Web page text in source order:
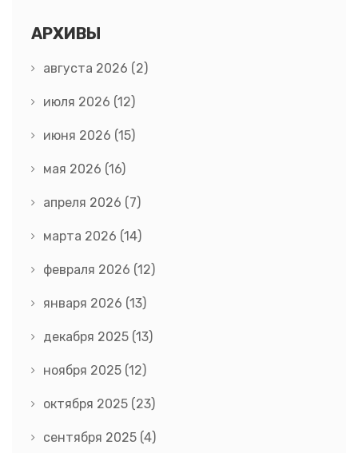
АРХИВЫ
августа 2026 (2)
июля 2026 (12)
июня 2026 (15)
мая 2026 (16)
апреля 2026 (7)
марта 2026 (14)
февраля 2026 (12)
января 2026 (13)
декабря 2025 (13)
ноября 2025 (12)
октября 2025 (23)
сентября 2025 (4)